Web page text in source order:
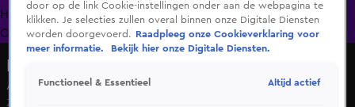
HomeUitzending Gemist Programma's De Bondgenoten
OranjezomerLivestreamsShop
Auto rijdt woning binnen in Kerkrade, twee gewonden
Za 6 juni, 09:33
door op de link Cookie-instellingen onder aan de webpagina te
klikken. Je selecties zullen overal binnen onze Digitale Diensten
worden doorgevoerd.
Raadpleeg onze Cookieverklaring voor
meer informatie.
Bekijk hier onze Digitale Diensten.
Functioneel & Essentieel Altijd actief